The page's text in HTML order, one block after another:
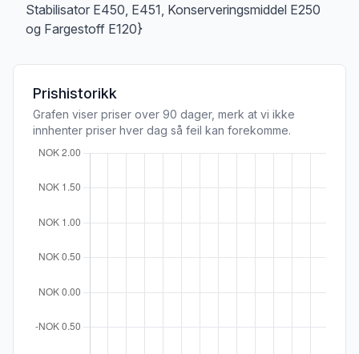
Stabilisator E450, E451, Konserveringsmiddel E250
og Fargestoff E120}
Prishistorikk
Grafen viser priser over 90 dager, merk at vi ikke
innhenter priser hver dag så feil kan forekomme.